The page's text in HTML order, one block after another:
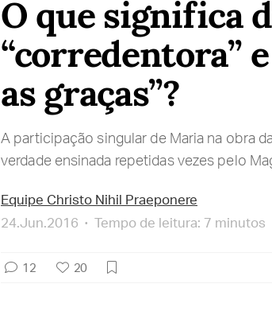
O que significa
“corredentora”
as graças”?
A participação singular de Maria na obra
verdade ensinada repetidas vezes pelo
Equipe Christo Nihil Praeponere
24.Jun.2016
Tempo de leitura: 7 minutos
12 20